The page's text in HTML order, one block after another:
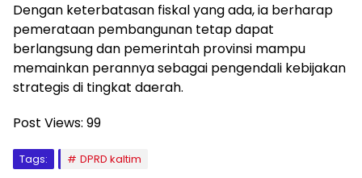
Dengan keterbatasan fiskal yang ada, ia berharap
pemerataan pembangunan tetap dapat
berlangsung dan pemerintah provinsi mampu
memainkan perannya sebagai pengendali kebijakan
strategis di tingkat daerah.
Post Views: 99
Tags: DPRD kaltim